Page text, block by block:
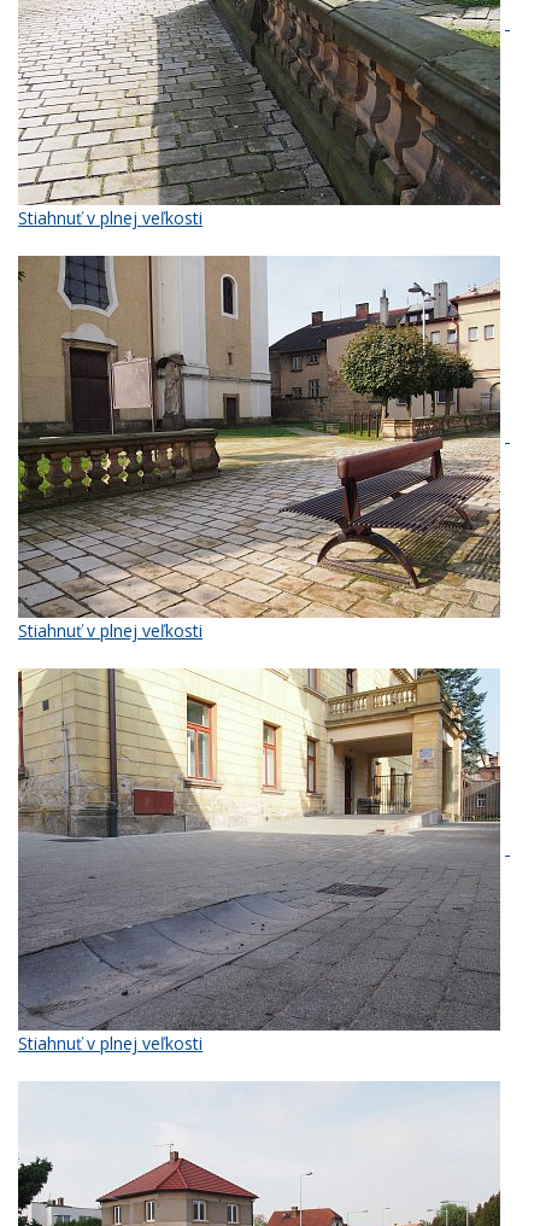
Stiahnuť v plnej veľkosti
Stiahnuť v plnej veľkosti
Stiahnuť v plnej veľkosti